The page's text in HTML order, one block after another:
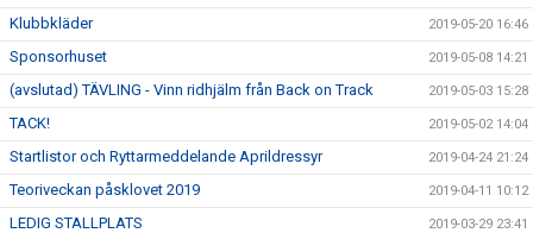
Klubbkläder 2019-05-20 16:46
Sponsorhuset 2019-05-08 14:21
(avslutad) TÄVLING - Vinn ridhjälm från Back on Track 2019-05-03 15:28
TACK! 2019-05-02 14:04
Startlistor och Ryttarmeddelande Aprildressyr 2019-04-24 21:24
Teoriveckan påsklovet 2019 2019-04-11 10:12
LEDIG STALLPLATS 2019-03-29 23:41